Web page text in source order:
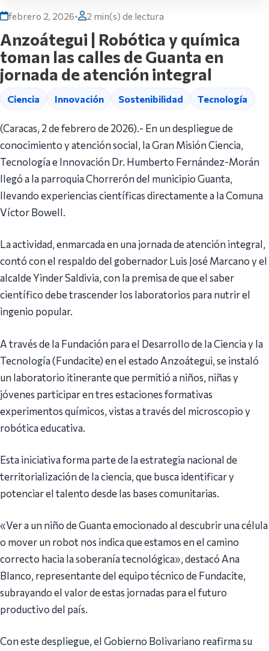
febrero 2, 2026• 2 min(s) de lectura
Anzoátegui | Robótica y química
toman las calles de Guanta en
jornada de atención integral
Ciencia Innovación Sostenibilidad Tecnología
(Caracas, 2 de febrero de 2026).- En un despliegue de
conocimiento y atención social, la Gran Misión Ciencia,
Tecnología e Innovación Dr. Humberto Fernández-Morán
llegó a la parroquia Chorrerón del municipio Guanta,
llevando experiencias científicas directamente a la Comuna
Víctor Bowell.
La actividad, enmarcada en una jornada de atención integral,
contó con el respaldo del gobernador Luis José Marcano y el
alcalde Yinder Saldivia, con la premisa de que el saber
científico debe trascender los laboratorios para nutrir el
ingenio popular.
A través de la Fundación para el Desarrollo de la Ciencia y la
Tecnología (Fundacite) en el estado Anzoátegui, se instaló
un laboratorio itinerante que permitió a niños, niñas y
jóvenes participar en tres estaciones formativas
experimentos químicos, vistas a través del microscopio y
robótica educativa.
Esta iniciativa forma parte de la estrategia nacional de
territorialización de la ciencia, que busca identificar y
potenciar el talento desde las bases comunitarias.
«Ver a un niño de Guanta emocionado al descubrir una célula
o mover un robot nos indica que estamos en el camino
correcto hacia la soberanía tecnológica», destacó Ana
Blanco, representante del equipo técnico de Fundacite,
subrayando el valor de estas jornadas para el futuro
productivo del país.
Con este despliegue, el Gobierno Bolivariano reafirma su